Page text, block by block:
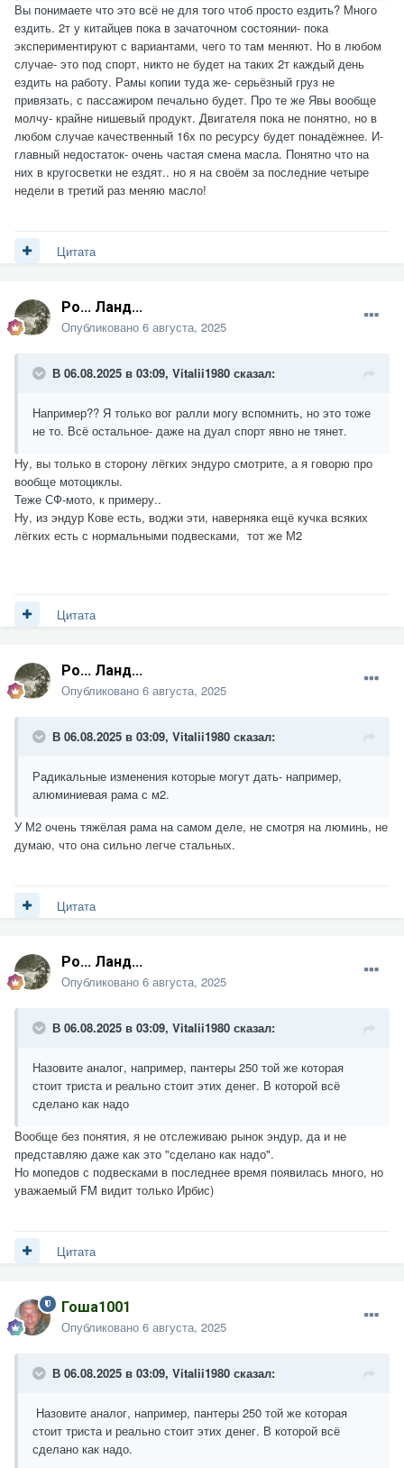
Вы понимаете что это всё не для того чтоб просто ездить? Много
ездить. 2т у китайцев пока в зачаточном состоянии- пока
экспериментируют с вариантами, чего то там меняют. Но в любом
случае- это под спорт, никто не будет на таких 2т каждый день
ездить на работу. Рамы копии туда же- серьёзный груз не
привязать, с пассажиром печально будет. Про те же Явы вообще
молчу- крайне нишевый продукт. Двигателя пока не понятно, но в
любом случае качественный 16х по ресурсу будет понадёжнее. И-
главный недостаток- очень частая смена масла. Понятно что на
них в кругосветки не ездят.. но я на своём за последние четыре
недели в третий раз меняю масло!
Цитата
Ро... Ланд...
Опубликовано 6 августа, 2025
В 06.08.2025 в 03:09, Vitalii1980 сказал:
Например?? Я только вог ралли могу вспомнить, но это тоже
не то. Всё остальное- даже на дуал спорт явно не тянет.
Ну, вы только в сторону лёгких эндуро смотрите, а я говорю про
вообще мотоциклы.
Теже СФ-мото, к примеру..
Ну, из эндур Кове есть, воджи эти, наверняка ещё кучка всяких
лёгких есть с нормальными подвесками, тот же М2
Цитата
Ро... Ланд...
Опубликовано 6 августа, 2025
В 06.08.2025 в 03:09, Vitalii1980 сказал:
Радикальные изменения которые могут дать- например,
алюминиевая рама с м2.
У М2 очень тяжёлая рама на самом деле, не смотря на люминь, не
думаю, что она сильно легче стальных.
Цитата
Ро... Ланд...
Опубликовано 6 августа, 2025
В 06.08.2025 в 03:09, Vitalii1980 сказал:
Назовите аналог, например, пантеры 250 той же которая
стоит триста и реально стоит этих денег. В которой всё
сделано как надо
Вообще без понятия, я не отслеживаю рынок эндур, да и не
представляю даже как это "сделано как надо".
Но мопедов с подвесками в последнее время появилась много, но
уважаемый FM видит только Ирбис)
Цитата
Гоша1001
Опубликовано 6 августа, 2025
В 06.08.2025 в 03:09, Vitalii1980 сказал:
Назовите аналог, например, пантеры 250 той же которая
стоит триста и реально стоит этих денег. В которой всё
сделано как надо.